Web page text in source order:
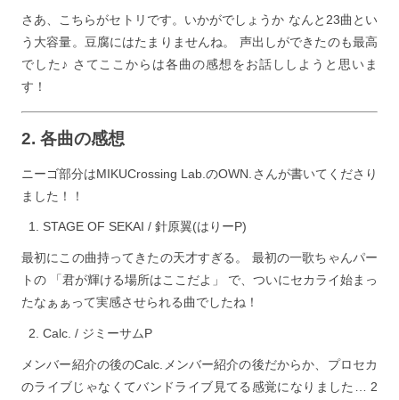
さあ、こちらがセトリです。いかがでしょうか なんと23曲とい
う大容量。豆腐にはたまりませんね。 声出しができたのも最高
でした♪ さてここからは各曲の感想をお話ししようと思いま
す！
2. 各曲の感想
ニーゴ部分はMIKUCrossing Lab.のOWN.さんが書いてくださり
ました！！
STAGE OF SEKAI / 針原翼(はりーP)
最初にこの曲持ってきたの天才すぎる。 最初の一歌ちゃんパー
トの 「君が輝ける場所はここだよ」 で、ついにセカライ始まっ
たなぁぁって実感させられる曲でしたね！
Calc. / ジミーサムP
メンバー紹介の後のCalc.メンバー紹介の後だからか、プロセカ
のライブじゃなくてバンドライブ見てる感覚になりました… 2